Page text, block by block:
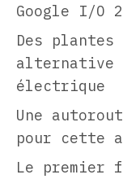
Google I/O
Des plantes
alternative
électrique
Une
pour cette
Le